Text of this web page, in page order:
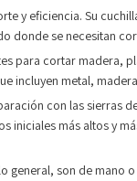
y eficiencia. Su
donde se necesitan
para cortar madera,
incluyen metal,
con las sierras
iniciales más altos y
son de mano